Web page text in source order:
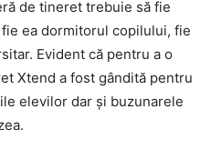
de tineret trebuie să fie
ea dormitorul copilului, fie
Evident că pentru a o
Xtend a fost gândită pentru
elevilor dar și buzunarele